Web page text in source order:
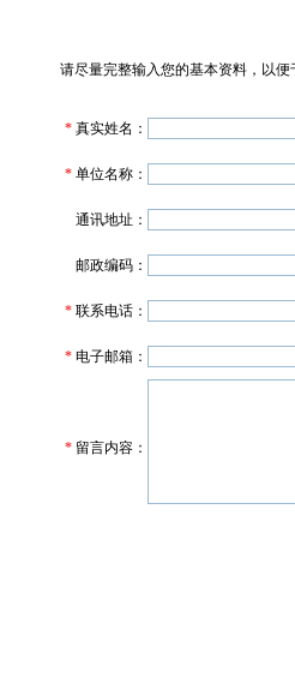
请尽量完整输入您的基本资料，以
* 真实姓名：
* 单位名称：
通讯地址：
邮政编码：
* 联系电话：
* 电子邮箱：
* 留言内容：